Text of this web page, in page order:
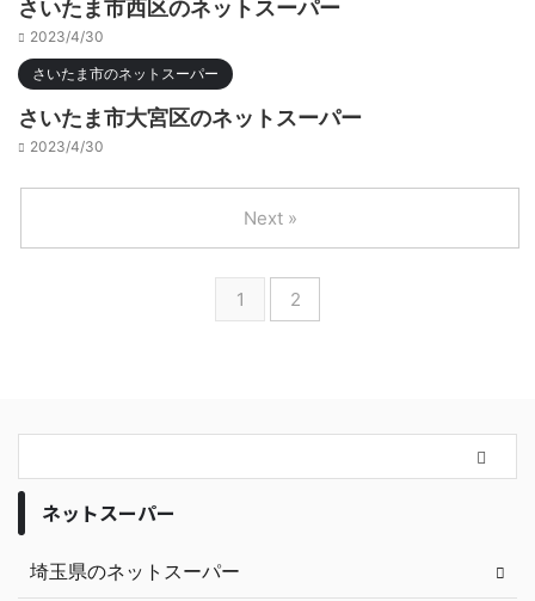
さいたま市西区のネットスーパー
2023/4/30
さいたま市のネットスーパー
さいたま市大宮区のネットスーパー
2023/4/30
1 2
Next »
ネットスーパー
埼玉県のネットスーパー